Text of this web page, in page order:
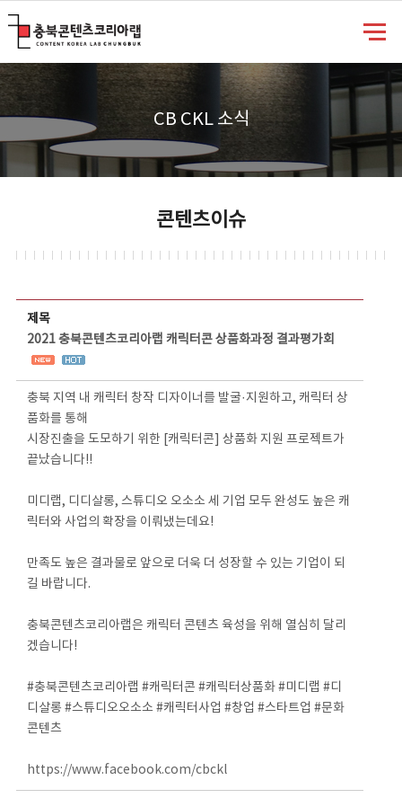
CB CKL 소식
콘텐츠이슈
제목
2021 충북콘텐츠코리아랩 캐릭터콘 상품화과정 결과평가회
충북 지역 내 캐릭터 창작 디자이너를 발굴·지원하고, 캐릭터 상
품화를 통해
시장진출을 도모하기 위한 [캐릭터콘] 상품화 지원 프로젝트가
끝났습니다!!
미디랩, 디디살롱, 스튜디오 오소소 세 기업 모두 완성도 높은 캐
릭터와 사업의 확장을 이뤄냈는데요!
만족도 높은 결과물로 앞으로 더욱 더 성장할 수 있는 기업이 되
길 바랍니다.
충북콘텐츠코리아랩은 캐릭터 콘텐츠 육성을 위해 열심히 달리
겠습니다!
#충북콘텐츠코리아랩 #캐릭터콘 #캐릭터상품화 #미디랩 #디
디살롱 #스튜디오오소소 #캐릭터사업 #창업 #스타트업 #문화
콘텐츠
https://www.facebook.com/cbckl